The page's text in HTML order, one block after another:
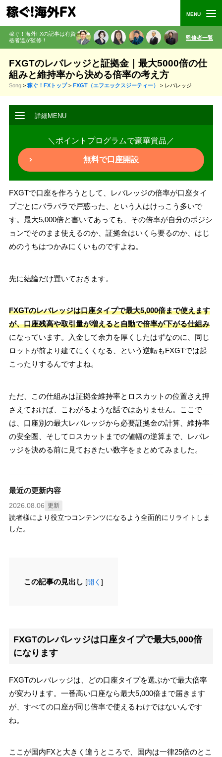
稼ぐ！海外FXの記事は有資
格者達が監修 ！ 監修者一覧
FXGTのレバレッジと証拠金｜最大5000倍の仕
組みと維持率から決める倍率の考え方
Song > 稼ぐ！FXトップ> FXGT（エフエックスジーティー） > レバレッジ
＼ポイントプログラムで豪華賞品／
無料で口座開設
FXGTで口座を作ろうとして、レバレッジの倍率が口座タイ
プごとにバラバラで戸惑った、という人はけっこう多いで
す。最大5,000倍と書いてあっても、その倍率が自分のポジシ
ョンでそのまま使えるのか、証拠金はいくら要るのか、はじ
めのうちはつかみにくいものですよね。
先に結論だけ置いておきます。
FXGTのレバレッジは口座タイプで最大5,000倍まで使えます
が、口座残高や取引量が増えると自動で倍率が下がる仕組み
になっています。入金して余力を厚くしたはずなのに、同じ
ロットが前より建てにくくなる、という逆転もFXGTでは起
こったりするんですよね。
ただ、この仕組みは証拠金維持率とロスカットの位置さえ押
さえておけば、こわがるような話ではありません。ここで
は、口座別の最大レバレッジから必要証拠金の計算、維持率
の安全圏、そしてロスカットまでの値幅の逆算まで、レバレ
ッジを決める前に見ておきたい数字をまとめてみました。
最近の更新内容
2026.08.06 更新
読者様により役立つコンテンツになるよう全面的にリライトしま
した。
この記事の見出し [開く ]
FXGTのレバレッジは口座タイプで最大5,000倍
になります
FXGTのレバレッジは、どの口座タイプを選ぶかで最大倍率
が変わります。一番高い口座なら最大5,000倍まで届きます
が、すべての口座が同じ倍率で使えるわけではないんです
ね。
ここが国内FXと大きく違うところで、国内は一律25倍のとこ